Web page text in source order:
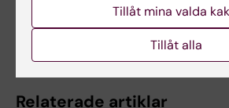
Vanlig magmedicin kopplas till
under graviditet
Relaterade artiklar
Tillåt mina valda
Tillåt alla